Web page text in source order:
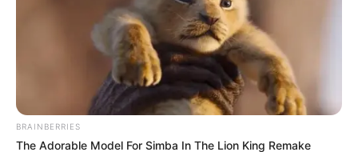
Lea También: A vacaciones enviaron policía acusado de
violación en Barrancabermeja para que no entorpezca
investigación
El secretario del interior de Piedecuesta, Jairo Correa,
BRAINBERRIES
The Adorable Model For Simba In The Lion King Remake